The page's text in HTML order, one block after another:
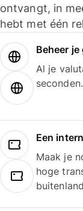
ontvangt, in
hebt met één
Beheer
Al je
seconden.
Een
Maak je
hoge